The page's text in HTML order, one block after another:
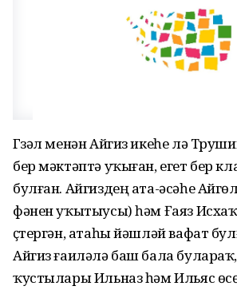
Гүзәл менән Айгиз икеһе лә
бер мәктәптә уҡыған, егет бер
булған. Айгиздең ата-әсәһе
фәнен уҡытыусы) һәм Ғаяз
үҫтергән, атаһы йәшләй вафат
Айгиз ғаиләлә баш бала
ҡустылары Ильназ һәм Ильяс